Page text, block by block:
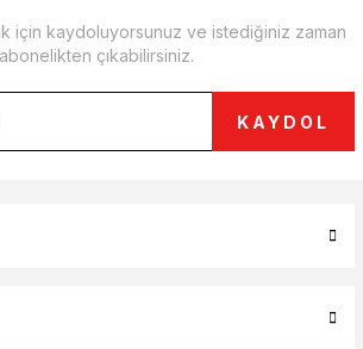
için kaydoluyorsunuz ve istediğiniz zaman
abonelikten çıkabilirsiniz.
KAYDOL